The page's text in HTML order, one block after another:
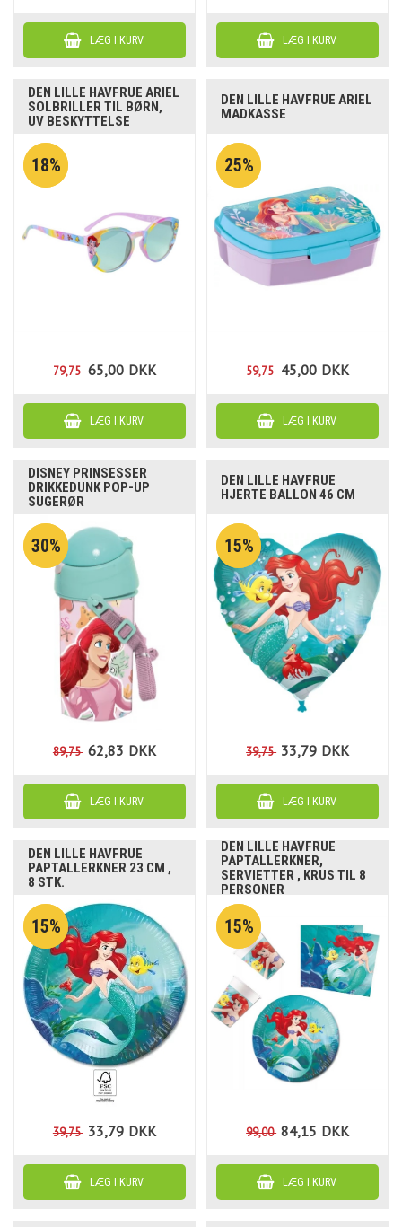
DEN LILLE HAVFRUE ARIEL
SOLBRILLER TIL BØRN,
UV BESKYTTELSE
18%
79,75 65,00 DKK
DEN LILLE HAVFRUE ARIEL
MADKASSE
25%
59,75 45,00 DKK
DISNEY PRINSESSER
DRIKKEDUNK POP-UP
SUGERØR
30%
89,75 62,83 DKK
DEN LILLE HAVFRUE
HJERTE BALLON 46 CM
15%
39,75 33,79 DKK
DEN LILLE HAVFRUE
PAPTALLERKNER 23 CM ,
8 STK.
15%
39,75 33,79 DKK
DEN LILLE HAVFRUE
PAPTALLERKNER,
SERVIETTER , KRUS TIL 8
PERSONER
15%
99,00 84,15 DKK